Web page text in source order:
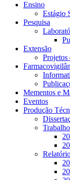
Ensino
Estágio
Pesquisa
Extensão
Projetos
Mementos e
Eventos
Produção